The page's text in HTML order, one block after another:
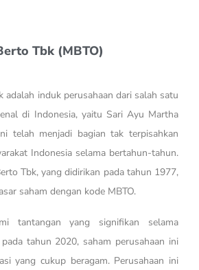
Tbk (MBTO)
adalah induk perusahaan dari salah satu
di Indonesia, yaitu Sari Ayu Martha
telah menjadi bagian tak terpisahkan
Indonesia selama bertahun-tahun.
Tbk, yang didirikan pada tahun 1977,
saham dengan kode MBTO.
tantangan yang signifikan selama
tahun 2020, saham perusahaan ini
yang cukup beragam. Perusahaan ini